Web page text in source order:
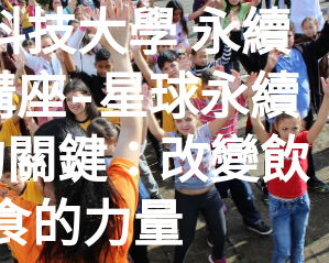
技大學 永續
座-星球永續
鍵：改變飲
的力量